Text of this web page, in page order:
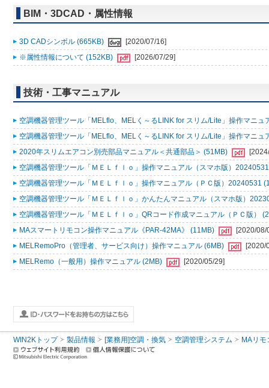
BIM・3DCAD・属性情報
3D CADシンボル (665KB)
[2020/07/16]
※属性情報について (152KB)
[2026/07/29]
技術・工事マニュアル
空調機器管理ツール「MELflo、MELく～るLINK for スリム/Lite」操作マニュ
空調機器管理ツール「MELflo、MELく～るLINK for スリム/Lite」操作マニュ
2020年スリムエアコン別売部品マニュアル＜共通部品＞ (51MB)
空調機器管理ツール「ＭＥＬｆｌｏ」操作マニュアル（スマホ版）
空調機器管理ツール「ＭＥＬｆｌｏ」操作マニュアル（ＰＣ版）20240531
空調機器管理ツール「ＭＥＬｆｌｏ」かんたんマニュアル（スマホ版）
空調機器管理ツール「ＭＥＬｆｌｏ」QRコード作成マニュアル（ＰＣ版）
MAスマートリモコン操作マニュアル《PAR-42MA》 (11MB)
[2020/08/
MELRemoPro（管理者、サービス向け）操作マニュアル (6MB)
[2020/
MELRemo（一般用）操作マニュアル (2MB)
[2020/05/29]
WIN2Kトップ 製品情報 [業務用]空調・換気 空調管理システム MAリモ